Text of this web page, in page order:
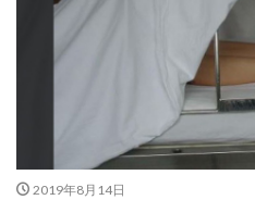
2019年8月14日